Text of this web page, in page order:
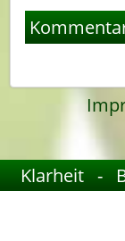
Klarheit -